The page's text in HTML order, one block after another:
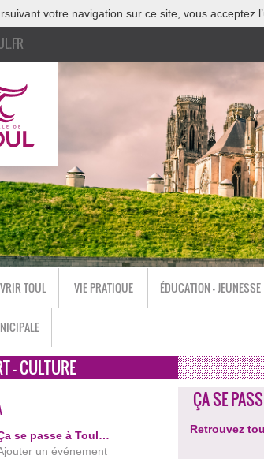
votre navigation sur ce site, vous acceptez
TOUL VIE PRATIQUE ÉDUCATION - JEUNESSE
- CULTURE
se passe à Toul…
un événement
ÇA SE
Retrouvez